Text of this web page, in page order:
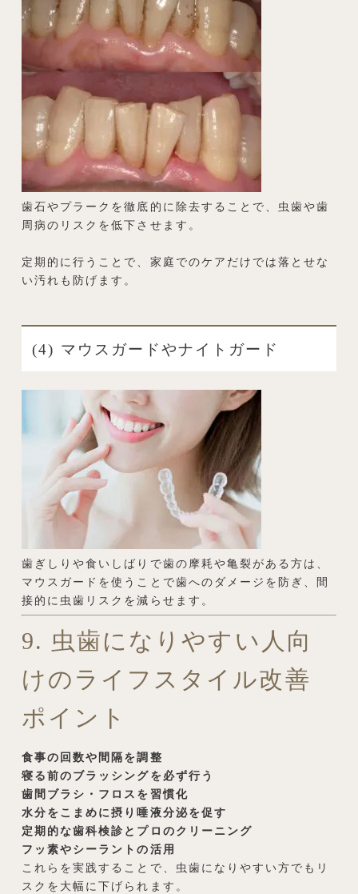
歯石やプラークを徹底的に除去することで、虫歯や歯
周病のリスクを低下させます。
定期的に行うことで、家庭でのケアだけでは落とせな
い汚れも防げます。
(4) マウスガードやナイトガード
歯ぎしりや食いしばりで歯の摩耗や亀裂がある方は、
マウスガードを使うことで歯へのダメージを防ぎ、間
接的に虫歯リスクを減らせます。
9. 虫歯になりやすい人向
けのライフスタイル改善
ポイント
食事の回数や間隔を調整
寝る前のブラッシングを必ず行う
歯間ブラシ・フロスを習慣化
水分をこまめに摂り唾液分泌を促す
定期的な歯科検診とプロのクリーニング
フッ素やシーラントの活用
これらを実践することで、虫歯になりやすい方でもリ
スクを大幅に下げられます。